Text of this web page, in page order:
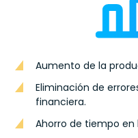
Aumento de la
Eliminación de
financiera.
Ahorro de tiempo en